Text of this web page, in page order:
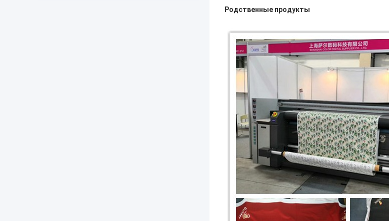
Родственные продукты